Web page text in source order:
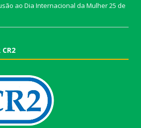
ao Dia Internacional da Mulher25 de
CR2